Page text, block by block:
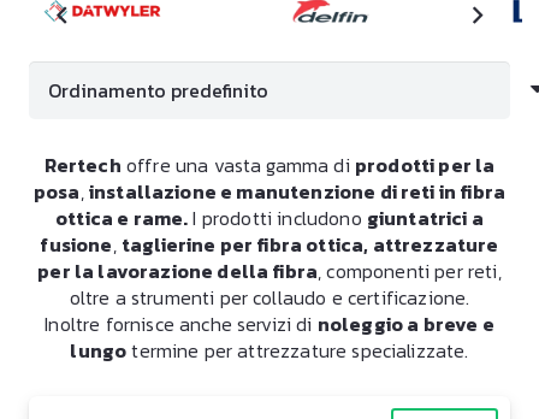
Rertech offre una vasta gamma di prodotti per la
posa,installazione e manutenzione di reti in fibra
ottica e rame.I prodotti includono giuntatrici a
fusione, taglierine per fibra ottica, attrezzature
per la lavorazione della fibra, componenti per reti,
oltre a strumenti per collaudo e certificazione.
Inoltre fornisce anche servizi di noleggio a breve e
lungotermine per attrezzature specializzate.